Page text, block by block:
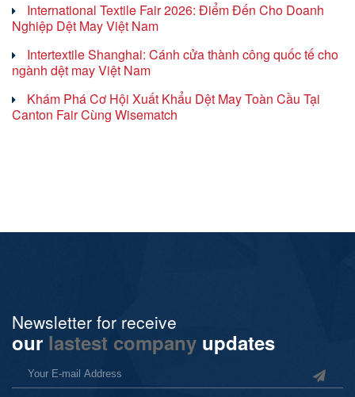
International Textile Fair 2026: Điểm Đến Cho Doanh
Nghiệp Dệt May Việt Nam
Intertextile Shanghai: Cánh cửa thành công quốc tế cho
ngành dệt may Việt Nam
Khám Phá Cơ Hội Xuất Khẩu Dệt May Toàn Cầu Tại
Canton Fair Cùng Wisematch
Newsletter for receive
our lastest company updates